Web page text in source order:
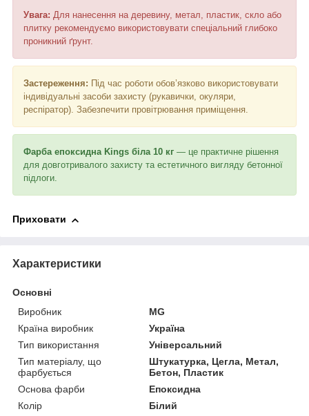
Увага: Для нанесення на деревину, метал, пластик, скло або
плитку рекомендуємо використовувати спеціальний глибоко
проникний ґрунт.
Застереження: Під час роботи обов’язково використовувати
індивідуальні засоби захисту (рукавички, окуляри,
респіратор). Забезпечити провітрювання приміщення.
Фарба епоксидна Kings біла 10 кг — це практичне рішення
для довготривалого захисту та естетичного вигляду бетонної
підлоги.
Приховати
Характеристики
Основні
Виробник
MG
Країна виробник
Україна
Тип використання
Універсальний
Тип матеріалу, що
фарбується
Штукатурка, Цегла, Метал,
Бетон, Пластик
Основа фарби
Епоксидна
Колір
Білий